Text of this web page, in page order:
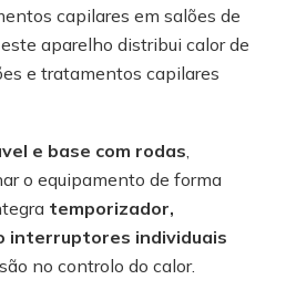
capilares em salões de
, este aparelho distribui calor de
e tratamentos capilares
e base com rodas
o equipamento de forma
temporizador,
interruptores individuais
no controlo do calor.